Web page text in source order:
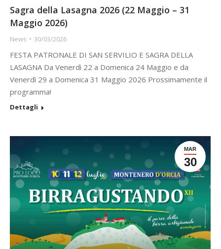
Sagra della Lasagna 2026 (22 Maggio – 31
Maggio 2026)
News 30/03/2026
FESTA PATRONALE DI SAN SERVILIO E SAGRA DELLA
LASAGNA Da Venerdì 22 a Domenica 24 Maggio e da
Venerdì 29 a Domenica 31 Maggio 2026 Prossimamente il
programma!
Dettagli
MAR
30